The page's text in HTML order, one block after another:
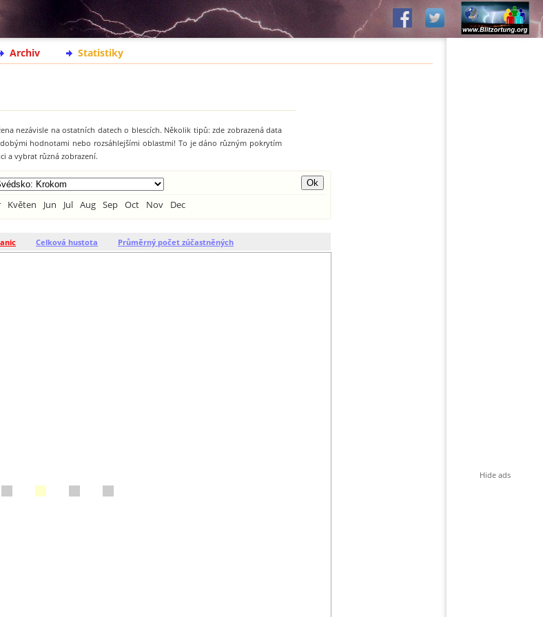
Archiv Statistiky
nezávisle na ostatních datech o blescích. Několik tipů: zde zobrazená data
hodnotami nebo rozsáhlejšími oblastmi! To je dáno různým pokrytím
a vybrat různá zobrazení.
Květen Jun Jul Aug Sep Oct Nov Dec
Celková hustota Průměrný počet zúčastněných
Hide ads